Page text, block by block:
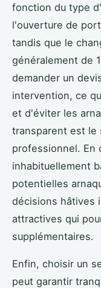
fonction du type
l'ouverture de
tandis que le
généralement de
demander un
intervention, ce
et d'éviter les
transparent est le
professionnel. En
inhabituellement
potentielles
décisions hâtives
attractives qui
supplémentaires.
Enfin, choisir un
peut garantir